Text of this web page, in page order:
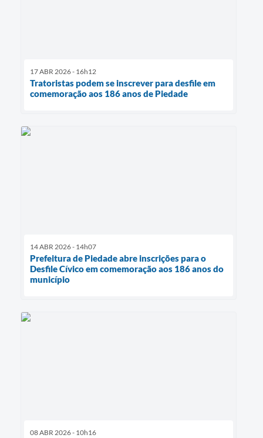
17 ABR 2026 - 16h12
Tratoristas podem se inscrever para desfile em
comemoração aos 186 anos de Piedade
14 ABR 2026 - 14h07
Prefeitura de Piedade abre inscrições para o
Desfile Cívico em comemoração aos 186 anos do
município
08 ABR 2026 - 10h16